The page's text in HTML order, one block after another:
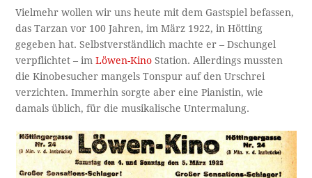
Vielmehr wollen wir uns heute mit dem Gastspiel befassen,
das Tarzan vor 100 Jahren, im März 1922, in Hötting
gegeben hat. Selbstverständlich machte er – Dschungel
verpflichtet – imLöwen-Kino Station. Allerdings mussten
die Kinobesucher mangels Tonspur auf den Urschrei
verzichten. Immerhin sorgte aber eine Pianistin, wie
damals üblich, für die musikalische Untermalung.